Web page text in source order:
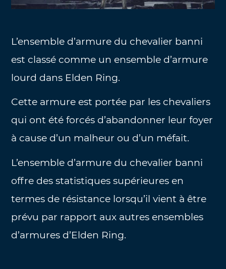
L’ensemble d’armure du chevalier banni
est classé comme un ensemble d’armure
lourd dans Elden Ring.
Cette armure est portée par les chevaliers
qui ont été forcés d’abandonner leur foyer
à cause d’un malheur ou d’un méfait.
L’ensemble d’armure du chevalier banni
offre des statistiques supérieures en
termes de résistance lorsqu’il vient à être
prévu par rapport aux autres ensembles
d’armures d’Elden Ring.